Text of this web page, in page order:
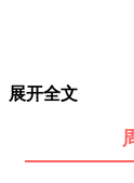
展开全文